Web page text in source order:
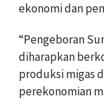
ekonomi dan
“Pengeboran
diharapkan
produksi migas
perekonomian